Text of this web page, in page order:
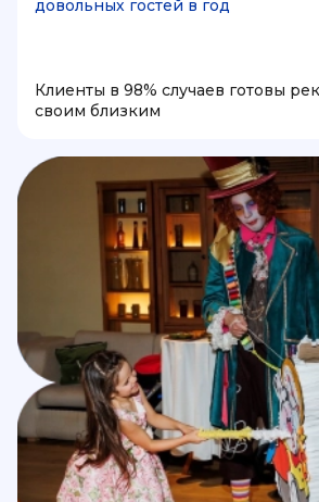
довольных гостей в год
Клиенты в 98% случаев готовы
своим близким